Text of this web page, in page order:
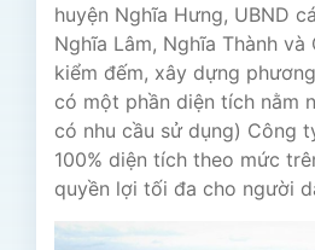
huyện Nghĩa Hưng, UBND
Nghĩa Lâm, Nghĩa Thành
kiểm đếm, xây dựng
có một phần diện tích nằm
có nhu cầu sử dụng) Công
100% diện tích theo mức
quyền lợi tối đa cho người